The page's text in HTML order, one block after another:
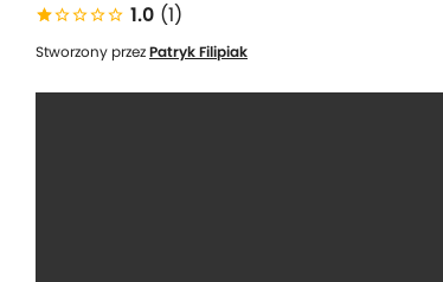
1.0 (1)
Stworzony przezPatryk Filipiak